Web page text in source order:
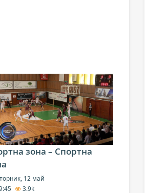
зона – Спортна
12 май
3.9k